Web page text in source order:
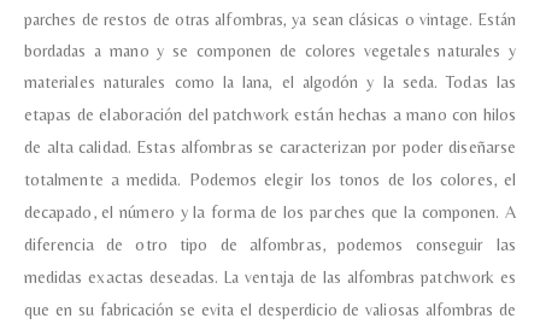
parches de restos de otras alfombras, ya sean clásicas o vintage. Están
bordadas a mano y se componen de colores vegetales naturales y
materiales naturales como la lana, el algodón y la seda.Todas las
etapas de elaboración del patchwork están hechas a mano con hilos
de alta calidad. Estas alfombras se caracterizan por poder diseñarse
totalmente a medida. Podemos elegir los tonos de los colores, el
decapado, el número y la forma de los parches que la componen. A
diferencia de otro tipo de alfombras, podemos conseguir las
medidas exactas deseadas.La ventaja de las alfombras patchwork es
que en su fabricación se evita el desperdicio de valiosas alfombras de